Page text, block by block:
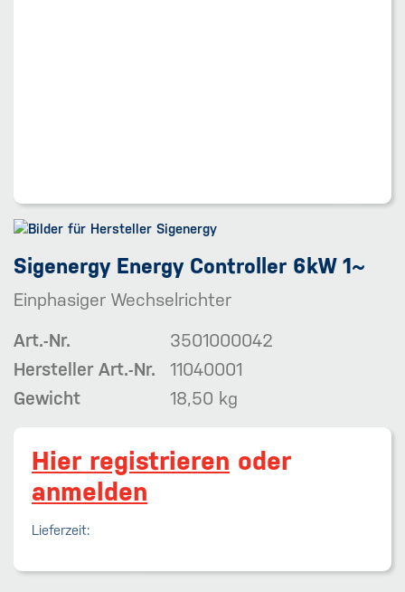
Sigenergy Energy Controller 6kW 1~
Einphasiger Wechselrichter
Art.-Nr.
3501000042
Hersteller Art.-Nr.
11040001
Gewicht
18,50 kg
Hier registrieren oder
anmelden
Lieferzeit: